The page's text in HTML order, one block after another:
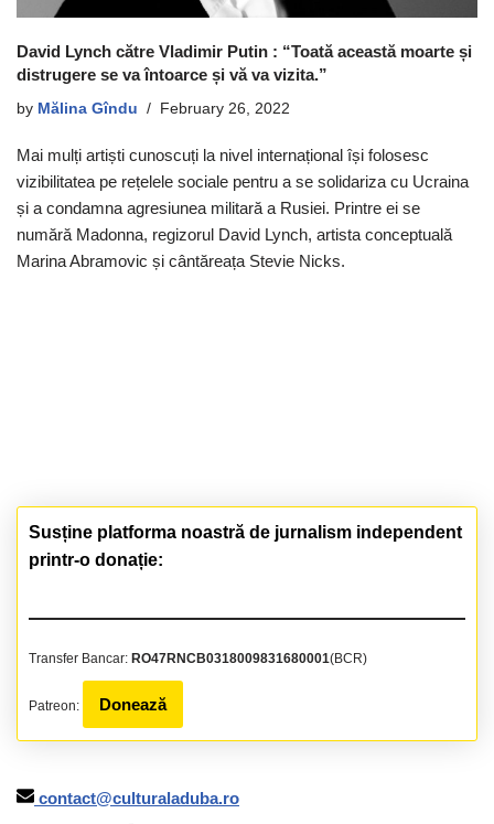
David Lynch către Vladimir Putin : “Toată această moarte și
distrugere se va întoarce și vă va vizita.”
by Mălina Gîndu February 26, 2022
Mai mulți artiști cunoscuți la nivel internațional își folosesc
vizibilitatea pe rețelele sociale pentru a se solidariza cu Ucraina
și a condamna agresiunea militară a Rusiei. Printre ei se
numără Madonna, regizorul David Lynch, artista conceptuală
Marina Abramovic și cântăreața Stevie Nicks.
Susține platforma noastră de jurnalism independent
printr-o donație:
Transfer Bancar: RO47RNCB0318009831680001(BCR)
Patreon: Donează
contact@culturaladuba.ro